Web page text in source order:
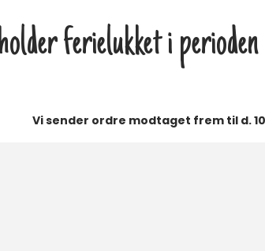
ferielukket i
Vi sender ordre modtaget frem til d.